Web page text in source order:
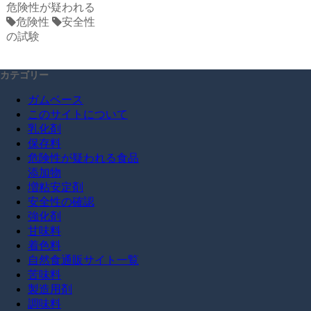
危険性が疑われる
危険性
安全性
の試験
カテゴリー
ガムベース
このサイトについて
乳化剤
保存料
危険性が疑われる食品
添加物
増粘安定剤
安全性の確認
強化剤
甘味料
着色料
自然食通販サイト一覧
苦味料
製造用剤
調味料